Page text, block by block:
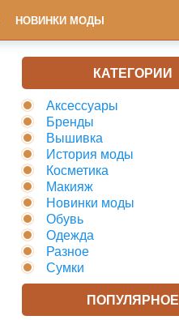
НОВИНКИ МОДЫ
КАТЕГОРИИ
Аксессуары
Бренды
Вышивка
История моды
Косметика
Макияж
Новинки моды
Обувь
Одежда
Разное
Сумки
ПОПУЛЯРНОЕ